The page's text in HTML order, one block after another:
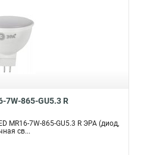
7W-865-GU5.3 R
7W-865-GU5.3 R ЭРА (диод,
св...